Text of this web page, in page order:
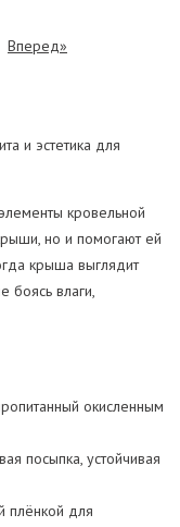
Вперед»
и эстетика для
кровельной
но и помогают ей
крыша выглядит
боясь влаги,
окисленным
посыпка, устойчивая
плёнкой для